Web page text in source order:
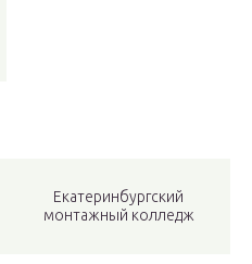
Екатеринбургский
монтажный колледж